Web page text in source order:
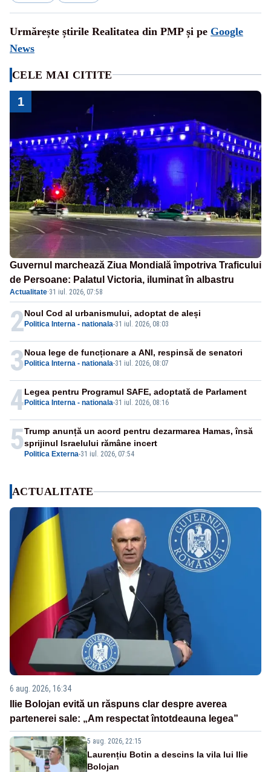
Urmărește știrile Realitatea din PMP și pe Google
News
CELE MAI CITITE
1
Guvernul marchează Ziua Mondială împotriva Traficului
de Persoane: Palatul Victoria, iluminat în albastru
Actualitate·31 iul. 2026, 07:58
2 Politica Interna - nationala-31 iul. 2026, 08:03
Noul Cod al urbanismului, adoptat de aleși
3 Politica Interna - nationala-31 iul. 2026, 08:07
Noua lege de funcționare a ANI, respinsă de senatori
4 Politica Interna - nationala-31 iul. 2026, 08:16
Legea pentru Programul SAFE, adoptată de Parlament
5 Politica Externa-31 iul. 2026, 07:54
Trump anunță un acord pentru dezarmarea Hamas, însă
sprijinul Israelului rămâne incert
ACTUALITATE
6 aug. 2026, 16:34
Ilie Bolojan evită un răspuns clar despre averea
partenerei sale: „Am respectat întotdeauna legea”
5 aug. 2026, 22:15
Laurențiu Botin a descins la vila lui Ilie
Bolojan